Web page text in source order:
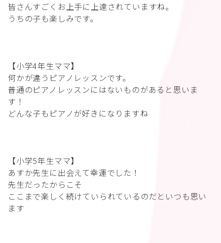
皆さんすごくお上手に上達されていますね。
うちの子も楽しみです。
【小学4年生ママ】
何かが違うピアノレッスンです。
普通のピアノレッスンにはないものがあると思いま
す！
どんな子もピアノが好きになりますね
【小学5年生ママ】
あすか先生に出会えて幸運でした！
先生だったからこそ
ここまで楽しく続けていられているのだといつも思い
ます